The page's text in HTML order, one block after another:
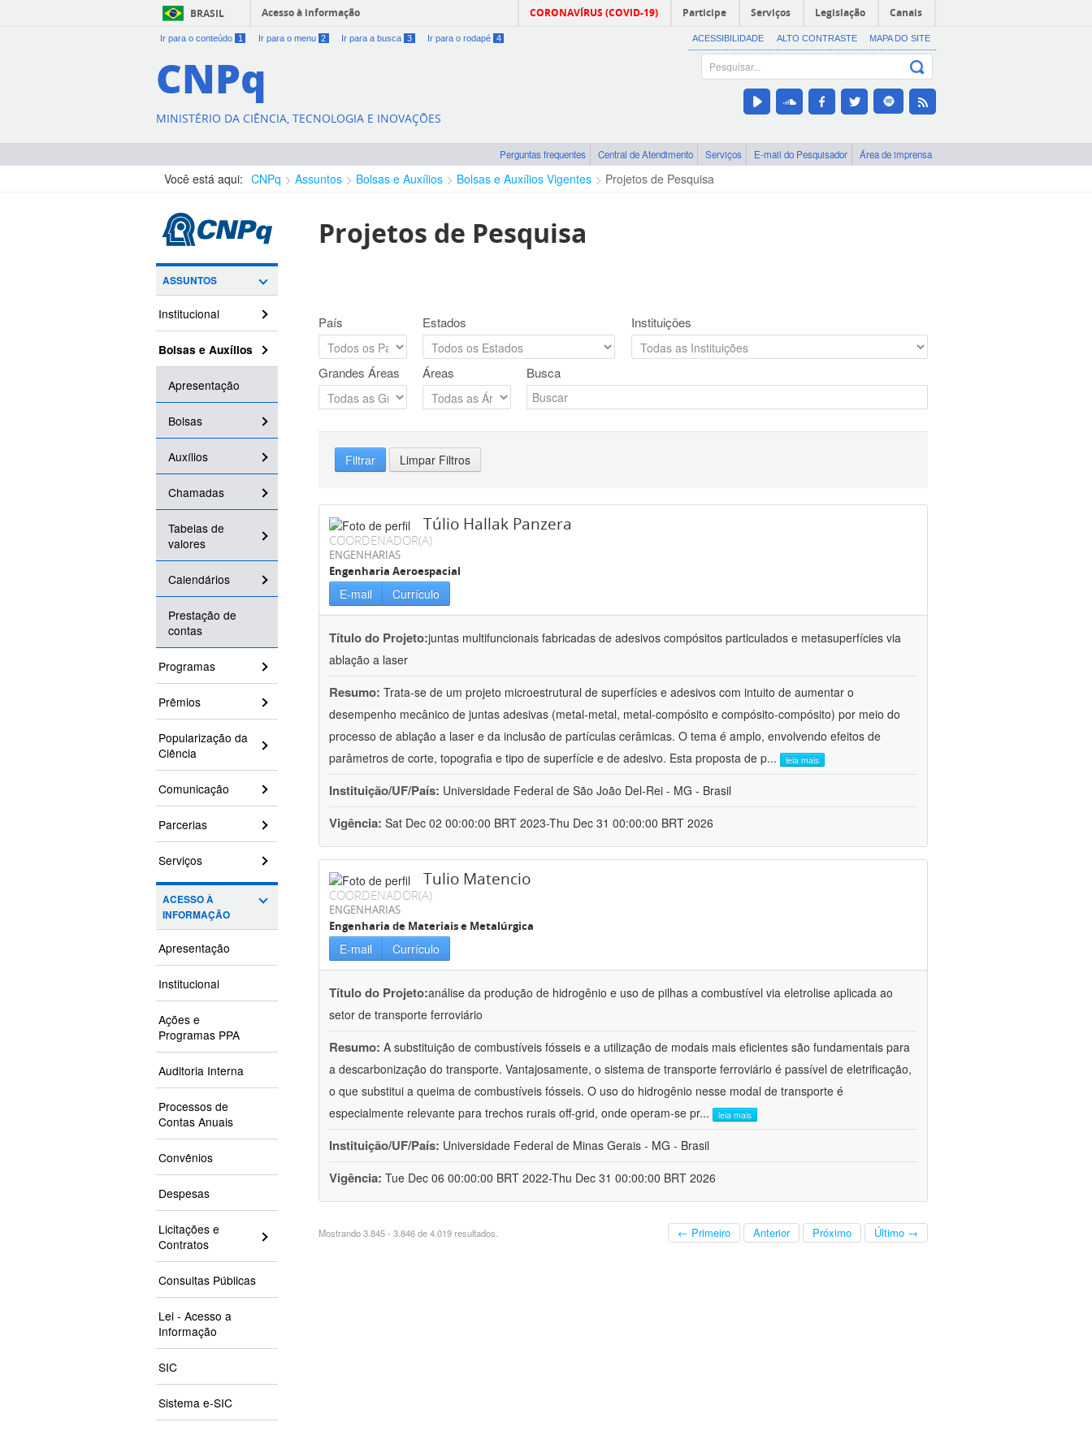
BRASIL Acesso à informação CORONAVÍRUS (COVID-19) Participe Serviços Legislação Canais
Ir para o conteúdo 1 Ir para o menu 2 Ir para a busca 3 Ir para o rodapé 4 ACESSIBILIDADE ALTO CONTRASTE MAPA DO SITE
CNPq
MINISTÉRIO DA CIÊNCIA, TECNOLOGIA E INOVAÇÕES
Perguntas frequentes Central de Atendimento Serviços E-mail do Pesquisador Área de imprensa
Você está aqui: CNPq Assuntos Bolsas e Auxílios Bolsas e Auxílios Vigentes Projetos de Pesquisa
ASSUNTOS
Institucional
Bolsas e Auxílios
Apresentação
Bolsas
Auxílios
Chamadas
Tabelas de
valores
Calendários
Prestação de
contas
Programas
Prêmios
Popularização da
Ciência
Comunicação
Parcerias
Serviços
ACESSO À
INFORMAÇÃO
Apresentação
Institucional
Ações e
Programas PPA
Auditoria Interna
Processos de
Contas Anuais
Convênios
Despesas
Licitações e
Contratos
Consultas Públicas
Lei - Acesso a
Informação
SIC
Sistema e-SIC
Projetos de Pesquisa
País Estados Instituições
Grandes Áreas Áreas Busca
Filtrar Limpar Filtros
Túlio Hallak Panzera
COORDENADOR(A)
ENGENHARIAS
Engenharia Aeroespacial
E-mail Currículo
Título do Projeto:juntas multifuncionais fabricadas de adesivos compósitos particulados e metasuperfícies via
ablação a laser
Resumo: Trata-se de um projeto microestrutural de superfícies e adesivos com intuito de aumentar o
desempenho mecânico de juntas adesivas (metal-metal, metal-compósito e compósito-compósito) por meio do
processo de ablação a laser e da inclusão de partículas cerâmicas. O tema é amplo, envolvendo efeitos de
parâmetros de corte, topografia e tipo de superfície e de adesivo. Esta proposta de p... leia mais
Instituição/UF/País: Universidade Federal de São João Del-Rei - MG - Brasil
Vigência: Sat Dec 02 00:00:00 BRT 2023-Thu Dec 31 00:00:00 BRT 2026
Tulio Matencio
COORDENADOR(A)
ENGENHARIAS
Engenharia de Materiais e Metalúrgica
E-mail Currículo
Título do Projeto:análise da produção de hidrogênio e uso de pilhas a combustível via eletrolise aplicada ao
setor de transporte ferroviário
Resumo: A substituição de combustíveis fósseis e a utilização de modais mais eficientes são fundamentais para
a descarbonização do transporte. Vantajosamente, o sistema de transporte ferroviário é passível de eletrificação,
o que substitui a queima de combustíveis fósseis. O uso do hidrogênio nesse modal de transporte é
especialmente relevante para trechos rurais off-grid, onde operam-se pr... leia mais
Instituição/UF/País: Universidade Federal de Minas Gerais - MG - Brasil
Vigência: Tue Dec 06 00:00:00 BRT 2022-Thu Dec 31 00:00:00 BRT 2026
Mostrando 3.845 - 3.846 de 4.019 resultados. ← Primeiro Anterior Próximo Último →